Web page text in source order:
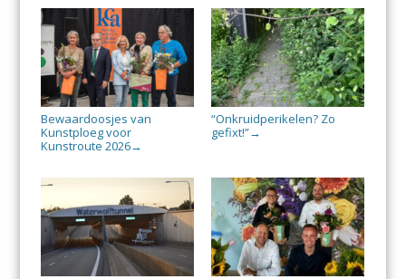
Bewaardoosjes van
Kunstploeg voor
Kunstroute 2026→
“Onkruidperikelen? Zo
gefixt!”→